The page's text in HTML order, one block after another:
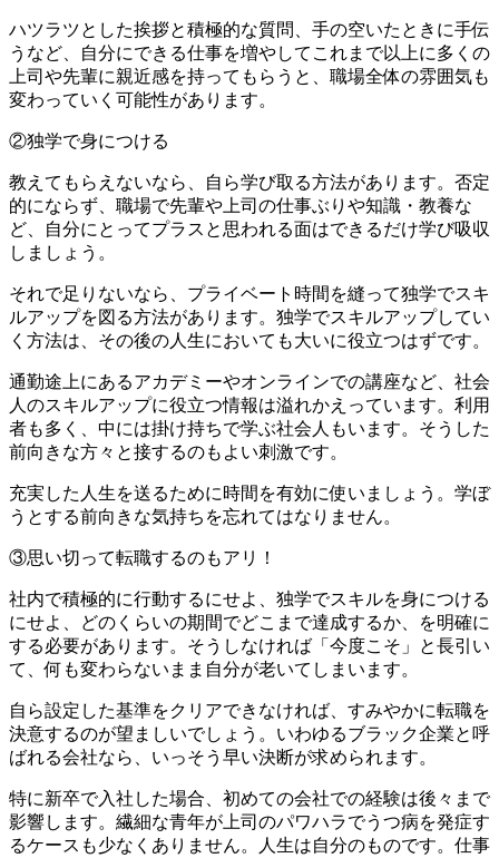
ハツラツとした挨拶と積極的な質問、手の空いたときに手伝
うなど、自分にできる仕事を増やしてこれまで以上に多くの
上司や先輩に親近感を持ってもらうと、職場全体の雰囲気も
変わっていく可能性があります。
②独学で身につける
教えてもらえないなら、自ら学び取る方法があります。否定
的にならず、職場で先輩や上司の仕事ぶりや知識・教養な
ど、自分にとってプラスと思われる面はできるだけ学び吸収
しましょう。
それで足りないなら、プライベート時間を縫って独学でスキ
ルアップを図る方法があります。独学でスキルアップしてい
く方法は、その後の人生においても大いに役立つはずです。
通勤途上にあるアカデミーやオンラインでの講座など、社会
人のスキルアップに役立つ情報は溢れかえっています。利用
者も多く、中には掛け持ちで学ぶ社会人もいます。そうした
前向きな方々と接するのもよい刺激です。
充実した人生を送るために時間を有効に使いましょう。学ぼ
うとする前向きな気持ちを忘れてはなりません。
③思い切って転職するのもアリ！
社内で積極的に行動するにせよ、独学でスキルを身につける
にせよ、どのくらいの期間でどこまで達成するか、を明確に
する必要があります。そうしなければ「今度こそ」と長引い
て、何も変わらないまま自分が老いてしまいます。
自ら設定した基準をクリアできなければ、すみやかに転職を
決意するのが望ましいでしょう。いわゆるブラック企業と呼
ばれる会社なら、いっそう早い決断が求められます。
特に新卒で入社した場合、初めての会社での経験は後々まで
影響します。繊細な青年が上司のパワハラでうつ病を発症す
るケースも少なくありません。人生は自分のものです。仕事